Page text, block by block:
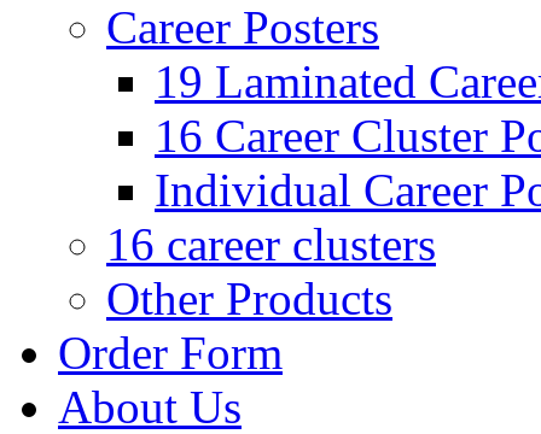
Career Posters
19 Laminated
16 Career Cluster
Individual Career
16 career clusters
Other Products
Order Form
About Us